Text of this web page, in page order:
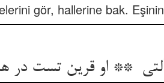
gör, hallerine bak.